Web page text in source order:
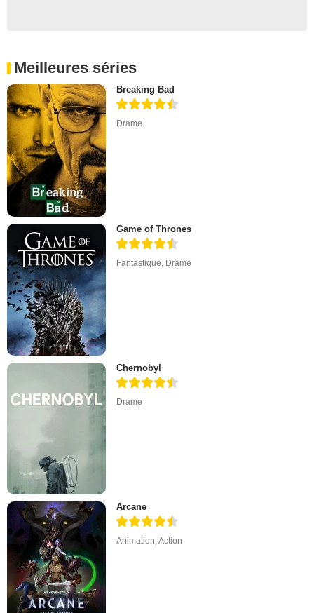
Meilleures séries
Breaking Bad
Drame
Game of Thrones
Fantastique Drame
Chernobyl
Drame
Arcane
Animation,Action